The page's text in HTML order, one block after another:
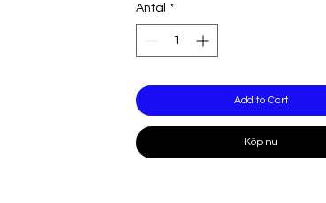
Skikt upp till 3 färger för
mönster och projekt
StrongBond ™ -garanti för
För Cricut Joy ™
Antal *
Add to Cart
Köp nu